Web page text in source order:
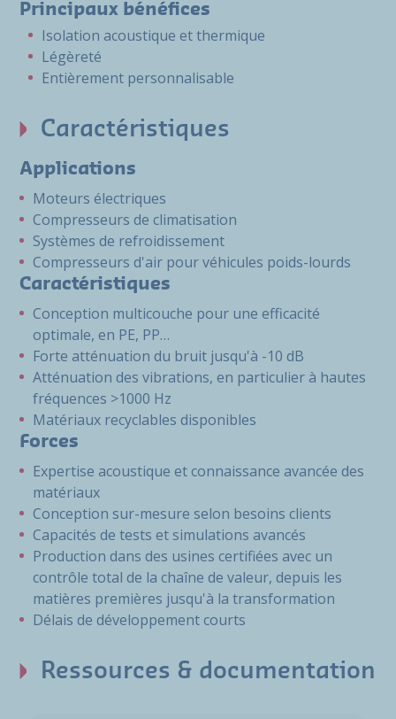
Principaux bénéfices
Isolation acoustique et thermique
Légèreté
Entièrement personnalisable
Caractéristiques
Applications
Moteurs électriques
Compresseurs de climatisation
Systèmes de refroidissement
Compresseurs d'air pour véhicules poids-lourds
Caractéristiques
Conception multicouche pour une efficacité
optimale, en PE, PP…
Forte atténuation du bruit jusqu'à -10 dB
Atténuation des vibrations, en particulier à hautes
fréquences >1000 Hz
Matériaux recyclables disponibles
Forces
Expertise acoustique et connaissance avancée des
matériaux
Conception sur-mesure selon besoins clients
Capacités de tests et simulations avancés
Production dans des usines certifiées avec un
contrôle total de la chaîne de valeur, depuis les
matières premières jusqu'à la transformation
Délais de développement courts
Ressources & documentation